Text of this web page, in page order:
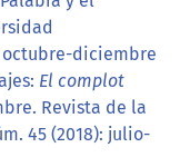
octubre-diciembre
El complot
Revista de la
45 (2018): julio-